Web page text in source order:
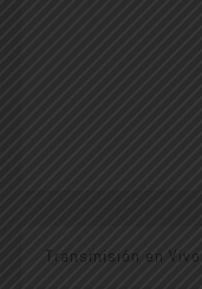
Transmisión en Vivo